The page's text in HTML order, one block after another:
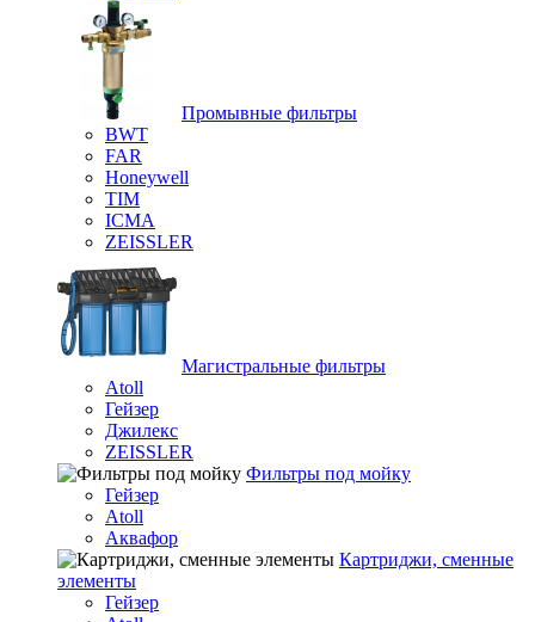
Промывные фильтры
BWT
FAR
Honeywell
TIM
ICMA
ZEISSLER
Магистральные фильтры
Atoll
Гейзер
Джилекс
ZEISSLER
Фильтры под мойку
Гейзер
Atoll
Аквафор
Картриджи, сменные
элементы
Гейзер